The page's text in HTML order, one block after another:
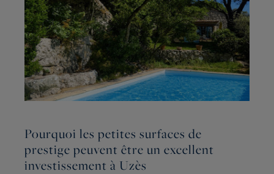
Pourquoi les petites surfaces de
prestige peuvent être un excellent
investissement à Uzès